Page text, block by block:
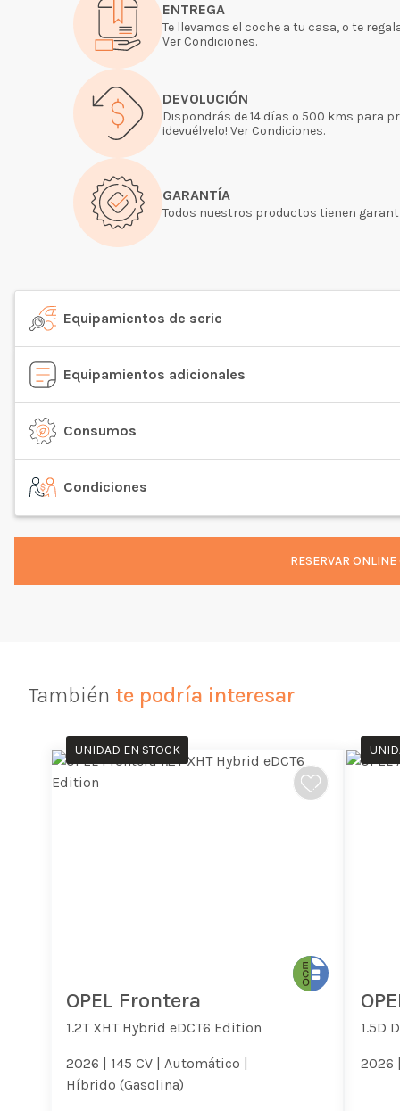
ENTREGA
Te llevamos el coche a tu casa, o te
Ver Condiciones.
DEVOLUCIÓN
Dispondrás de 14 días o 500 kms para
¡devuélvelo! Ver Condiciones.
GARANTÍA
Todos nuestros productos tienen
Equipamientos de serie
Equipamientos adicionales
Consumos
Condiciones
RESERVAR
También te podría interesar
UNIDAD EN STOCK
OPEL Frontera
1.2T XHT Hybrid eDCT6 Edition
2026 | 145 CV |
Automático |
Híbrido (Gasolina)
1.5D
2026